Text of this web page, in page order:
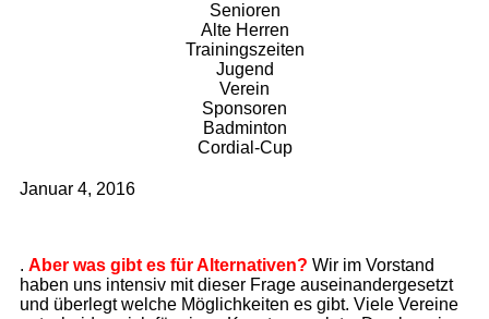
Senioren
Alte Herren
Trainingszeiten
Jugend
Verein
Sponsoren
Badminton
Cordial-Cup
Januar 4, 2016
. Aber was gibt es für Alternativen? Wir im Vorstand
haben uns intensiv mit dieser Frage auseinandergesetzt
und überlegt welche Möglichkeiten es gibt. Viele Vereine